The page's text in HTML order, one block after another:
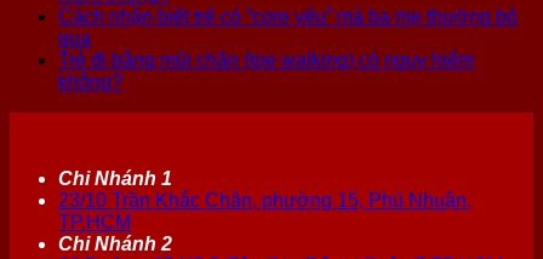
Cách nhận biết trẻ có “core yếu” mà ba mẹ thường bỏ
qua
Trẻ đi bằng mũi chân (toe walking) có nguy hiểm
không?
Chi Nhánh 1
23/10 Trần Khắc Chân, phường 15, Phú Nhuận,
TP.HCM
Chi Nhánh 2